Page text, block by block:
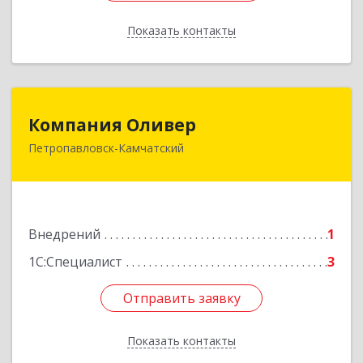
Показать контакты
Назад
Компания Оливер
Петропавловск-Камчатский
Внедрений
1
1С:Специалист
3
Отправить заявку
Показать контакты
683002, Камчатский край, Петропавловск-
Отправить заявку
Назад